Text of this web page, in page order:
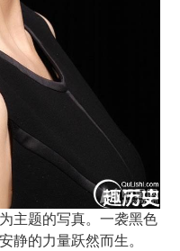
主题的写真。一袭黑色
静的力量跃然而生。